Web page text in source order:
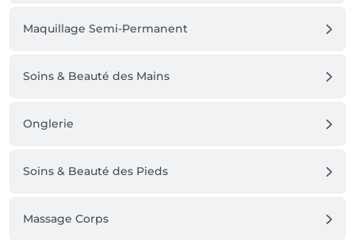
Maquillage Semi-Permanent
Soins & Beauté des Mains
Onglerie
Soins & Beauté des Pieds
Massage Corps